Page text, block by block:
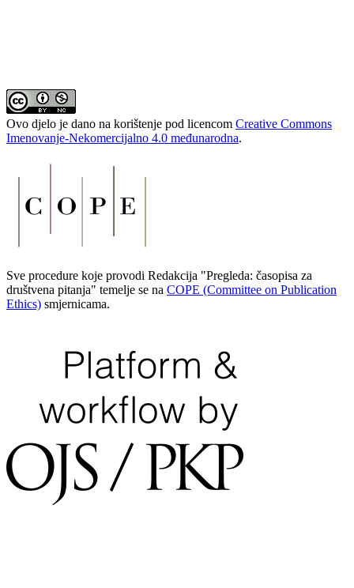
Ovo djelo je dano na korištenje pod licencom Creative Commons
Imenovanje-Nekomercijalno 4.0 međunarodna.
Sve procedure koje provodi Redakcija "Pregleda: časopisa za
društvena pitanja" temelje se na COPE (Committee on Publication
Ethics) smjernicama.